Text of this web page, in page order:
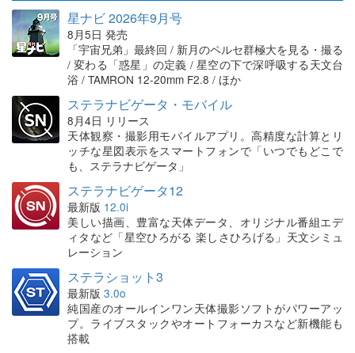
星ナビ 2026年9月号
8月5日 発売
「宇宙兄弟」最終回 / 新月のペルセ群極大を見る・撮る
/ 変わる「惑星」の定義 / 星空の下で深呼吸する天文台
浴 / TAMRON 12-20mm F2.8 / ほか
ステラナビゲータ・モバイル
8月4日 リリース
天体観察・撮影用モバイルアプリ。高精度な計算とリ
ッチな星図表示をスマートフォンで「いつでもどこで
も、ステラナビゲータ」
ステラナビゲータ12
最新版 12.0i
美しい描画、豊富な天体データ、オリジナル番組エデ
ィタなど「星空ひろがる 楽しさひろげる」天文シミュ
レーション
ステラショット3
最新版 3.0o
純国産のオールインワン天体撮影ソフトがパワーアッ
プ。ライブスタックやオートフォーカスなど新機能も
搭載